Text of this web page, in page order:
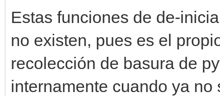
Estas funciones de de-
no existen, pues es el
recolección de basura de
internamente cuando ya no